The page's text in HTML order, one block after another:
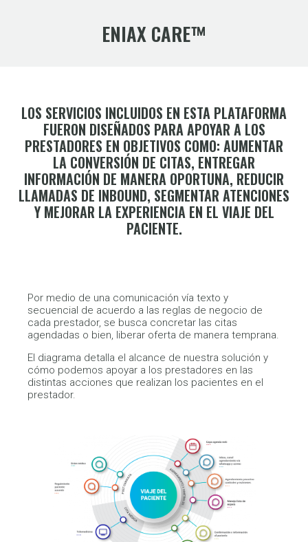
ENIAX CARE™
LOS SERVICIOS INCLUIDOS EN ESTA PLATAFORMA
FUERON DISEÑADOS PARA APOYAR A LOS
PRESTADORES EN OBJETIVOS COMO: AUMENTAR
LA CONVERSIÓN DE CITAS, ENTREGAR
INFORMACIÓN DE MANERA OPORTUNA, REDUCIR
LLAMADAS DE INBOUND, SEGMENTAR ATENCIONES
Y MEJORAR LA EXPERIENCIA EN EL VIAJE DEL
PACIENTE.
Por medio de una comunicación vía texto y
secuencial de acuerdo a las reglas de negocio de
cada prestador, se busca concretar las citas
agendadas o bien, liberar oferta de manera temprana.
El diagrama detalla el alcance de nuestra solución y
cómo podemos apoyar a los prestadores en las
distintas acciones que realizan los pacientes en el
prestador.